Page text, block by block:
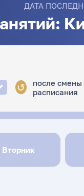
ДАТА
↺
после смены
расписания
Вторник